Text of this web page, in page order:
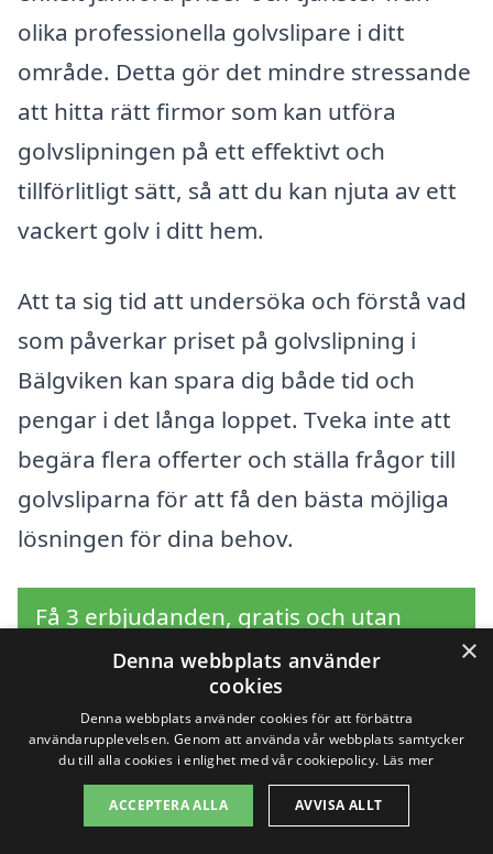
olika professionella golvslipare i ditt
område. Detta gör det mindre stressande
att hitta rätt firmor som kan utföra
golvslipningen på ett effektivt och
tillförlitligt sätt, så att du kan njuta av ett
vackert golv i ditt hem.
Att ta sig tid att undersöka och förstå vad
som påverkar priset på golvslipning i
Bälgviken kan spara dig både tid och
pengar i det långa loppet. Tveka inte att
begära flera offerter och ställa frågor till
golvsliparna för att få den bästa möjliga
lösningen för dina behov.
Få 3 erbjudanden, gratis och utan
förpliktelser
Sök efter professionell
golvslipning i städer
×
Denna webbplats använder
cookies
Denna webbplats använder cookies för att förbättra
användarupplevelsen. Genom att använda vår webbplats samtycker
du till alla cookies i enlighet med vår cookiepolicy. Läs mer
ACCEPTERA ALLA AVVISA ALLT